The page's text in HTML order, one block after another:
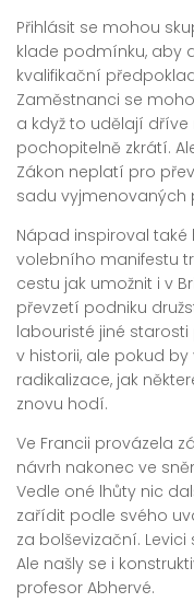
Přihlásit se mohou
klade podmínku, aby
kvalifikační
Zaměstnanci se
a když to udělají
pochopitelně zkrátí.
Zákon neplatí pro
sadu vyjmenovaných
Nápad inspiroval také
volebního manifestu
cestu jak umožnit i v
převzetí podniku
labouristé jiné
v historii, ale pokud
radikalizace, jak
znovu hodí.
Ve Francii provázela
návrh nakonec ve
Vedle oné lhůty nic
zařídit podle svého
za bolševizační.
Ale našly se i
profesor Abhervé.